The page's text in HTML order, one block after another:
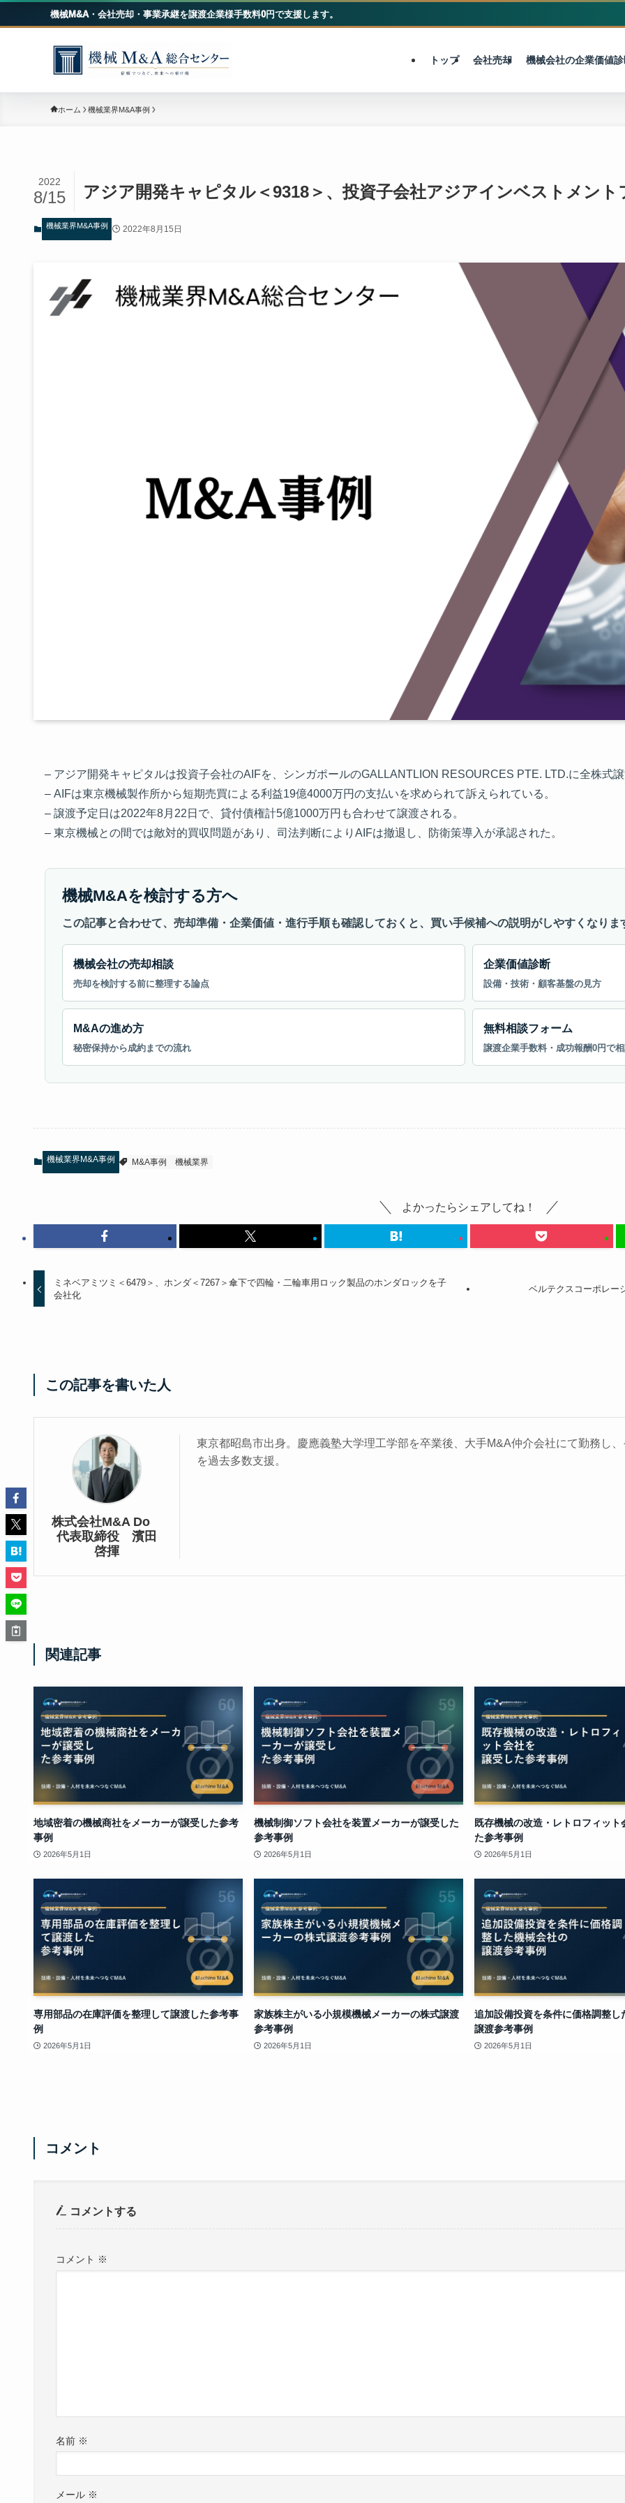
機械M&A・会社売却・事業承継を譲渡企業様手数料0円で支援します。
トップ 会社売却 機械会社の企業価値
ホーム 機械業界M&A事例
アジア開発キャピタル＜9318＞、投資子会社アジアインベストメン
2022
8/15
機械業界M&A事例 2022年8月15日
– アジア開発キャピタルは投資子会社のAIFを、シンガポールのGALLANTLION RESOURCES PTE. LTD.に全株式
– AIFは東京機械製作所から短期売買による利益19億4000万円の支払いを求められて訴えられている。
– 譲渡予定日は2022年8月22日で、貸付債権計5億1000万円も合わせて譲渡される。
– 東京機械との間では敵対的買収問題があり、司法判断によりAIFは撤退し、防衛策導入が承認された。
機械M&Aを検討する方へ
この記事と合わせて、売却準備・企業価値・進行手順も確認しておくと、買い手候補への説明がしやすくなりま
機械会社の売却相談
売却を検討する前に整理する論点
企業価値診断
設備・技術・顧客基盤の見方
M&Aの進め方
秘密保持から成約までの流れ
無料相談フォーム
譲渡企業手数料・成功報酬0円で
機械業界M&A事例 M&A事例 機械業界
よかったらシェアしてね！
ミネベアミツミ＜6479＞、ホンダ＜7267＞傘下で四輪・二輪車用ロック製品のホンダロックを子
会社化
ベルテクスコーポレー
この記事を書いた人
株式会社M&A Do
代表取締役 濱田
啓揮
東京都昭島市出身。慶應義塾大学理工学部を卒業後、大手M&A仲介会社にて勤務し
を過去多数支援。
関連記事
地域密着の機械商社をメーカーが譲受した参考
事例
2026年5月1日
機械制御ソフト会社を装置メーカーが譲受した
参考事例
2026年5月1日
既存機械の改造・レトロフィット
た参考事例
2026年5月1日
専用部品の在庫評価を整理して譲渡した参考事
例
2026年5月1日
家族株主がいる小規模機械メーカーの株式譲渡
参考事例
2026年5月1日
追加設備投資を条件に価格調整し
譲渡参考事例
2026年5月1日
コメント
コメントする
コメント ※
名前 ※
メール ※